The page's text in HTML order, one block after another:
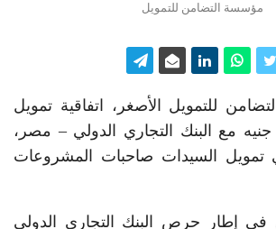
مؤسسة التضامن للتمويل
للتمويل الأصغر، اتفاقية تمويل
مليون جنيه مع البنك التجاري الدولي – مصر،
تمويل السيدات صاحبات المشروعات
في إطار حرص البنك التجاري الدولي